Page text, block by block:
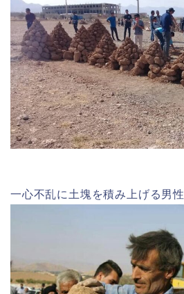
一心不乱に土塊を積み上げる男性